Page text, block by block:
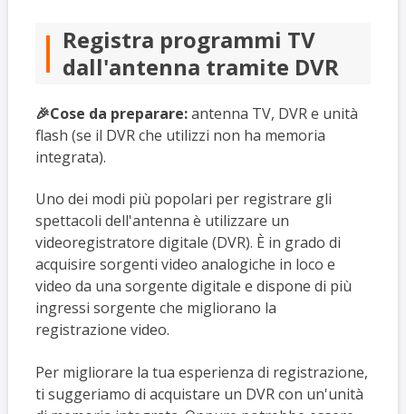
Registra programmi TV
dall'antenna tramite DVR
🎉Cose da preparare:antenna TV, DVR e unità
flash (se il DVR che utilizzi non ha memoria
integrata).
Uno dei modi più popolari per registrare gli
spettacoli dell'antenna è utilizzare un
videoregistratore digitale (DVR). È in grado di
acquisire sorgenti video analogiche in loco e
video da una sorgente digitale e dispone di più
ingressi sorgente che migliorano la
registrazione video.
Per migliorare la tua esperienza di registrazione,
ti suggeriamo di acquistare un DVR con un'unità